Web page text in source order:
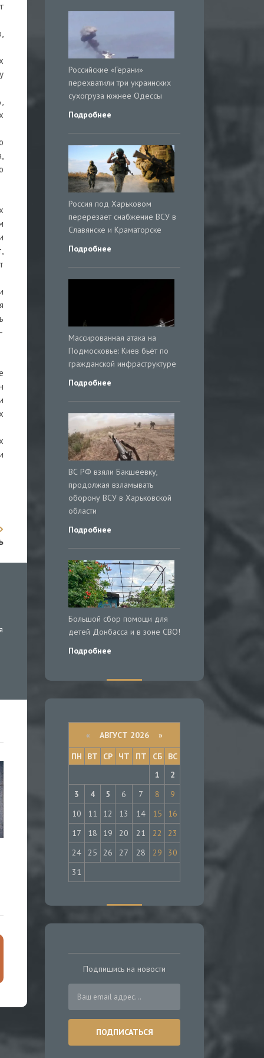
Российские «Герани»
перехватили три украинских
сухогруза южнее Одессы
Подробнее
Россия под Харьковом
перерезает снабжение ВСУ в
Славянске и Краматорске
Подробнее
Массированная атака на
Подмосковье: Киев бьёт по
гражданской инфраструктуре
Подробнее
ВС РФ взяли Бакшеевку,
продолжая взламывать
оборону ВСУ в Харьковской
области
Подробнее
Большой сбор помощи для
детей Донбасса и в зоне СВО!
Подробнее
« АВГУСТ 2026 »
ПН
ВТ СР ЧТ ПТ СБ
ВС
1
2
3
4 5 6 7 8
9
10
11 12 13 14 15
16
17
18 19 20 21 22
23
24
25 26 27 28 29
30
31
Подпишись на новости